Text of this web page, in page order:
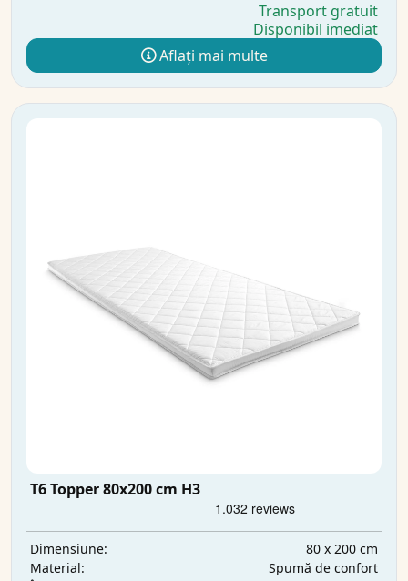
Transport gratuit
Disponibil imediat
Aflați mai multe
T6 Topper 80x200 cm H3
Dimensiune:
80 x 200 cm
Material:
Spumă de confort